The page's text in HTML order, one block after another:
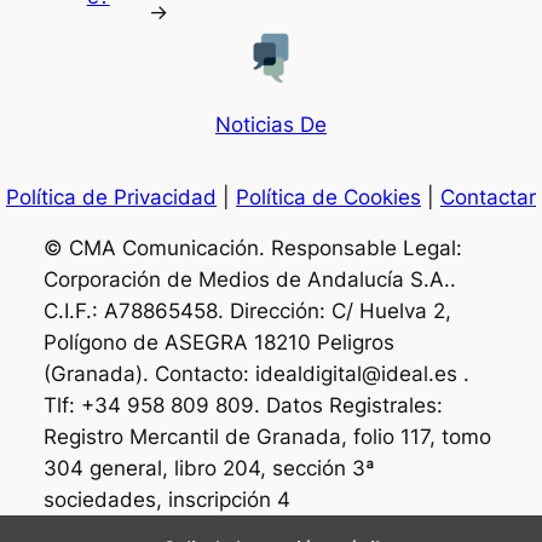
→
Noticias De
Política de Privacidad Política de Cookies Contactar
© CMA Comunicación. Responsable Legal:
Corporación de Medios de Andalucía S.A..
C.I.F.: A78865458. Dirección: C/ Huelva 2,
Polígono de ASEGRA 18210 Peligros
(Granada). Contacto: idealdigital@ideal.es .
Tlf: +34 958 809 809. Datos Registrales:
Registro Mercantil de Granada, folio 117, tomo
304 general, libro 204, sección 3ª
sociedades, inscripción 4